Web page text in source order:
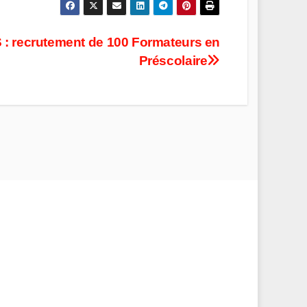
: recrutement de 100 Formateurs en
Préscolaire